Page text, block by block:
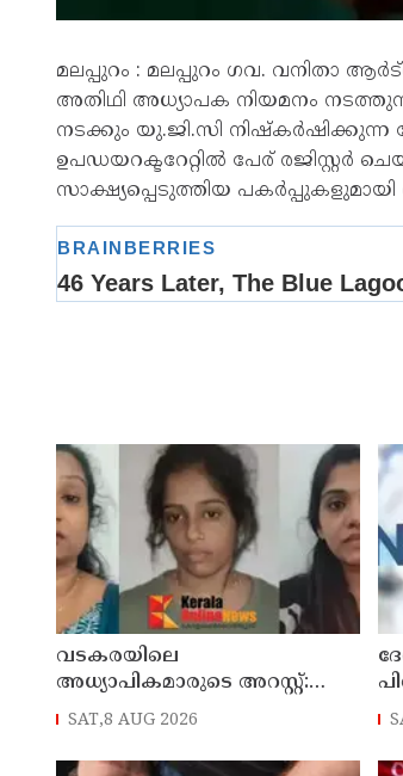
മലപ്പുറം : മലപ്പുറം ഗവ. വനിതാ
അതിഥി അധ്യാപക നിയമനം
നടക്കും യു.ജി.സി നിഷ്‌കർഷിക്കുന്ന
ഉപഡയറക്ടറേറ്റിൽ പേര് രജിസ്റ്റർ
സാക്ഷ്യപ്പെടുത്തിയ
വടകരയിലെ
അധ്യാപികമാരുടെ അറസ്റ്റ്:
അന്വേഷണം സംസ്ഥാനത്തിന്
SAT,8 AUG 2026